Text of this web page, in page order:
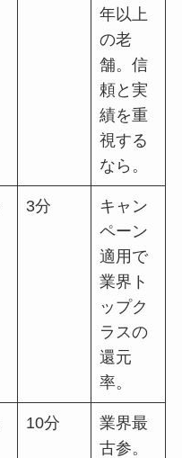
年以上
の老
舗。信
頼と実
績を重
視する
なら。
3分
キャン
ペーン
適用で
業界ト
ップク
ラスの
還元
率。
10分
業界最
古参。